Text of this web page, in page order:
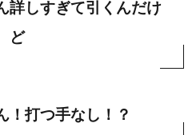
詳しすぎて引くんだけ
ど
！打つ手なし！？